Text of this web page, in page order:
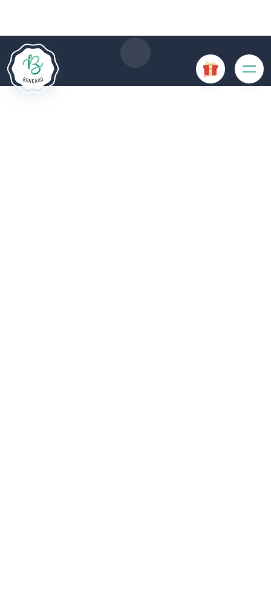
fonctionnalités du site. D'autres cookies sont utilisés à des
fins d'analyse ou de marketing.
Accepter les cookies
Gérer les cookies